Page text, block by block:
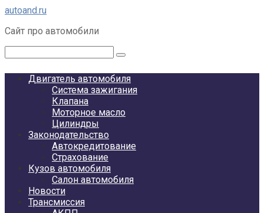
Перейти
контенту
autoand.ru
Сайт про автомобили
Двигатель автомобиля
Система зажигания
Клапана
Моторное масло
Цилиндры
Законодательство
Автокредитование
Страхование
Кузов автомобиля
Салон автомобиля
Новости
Трансмиссия